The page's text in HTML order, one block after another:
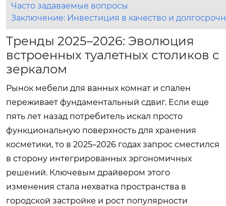
Часто задаваемые вопросы
Заключение: Инвестиция в качество и
Тренды 2025–2026: Эволюция
встроенных туалетных столиков с
зеркалом
Рынок мебели для ванных комнат и спален
переживает фундаментальный сдвиг. Если еще
пять лет назад потребитель искал просто
функциональную поверхность для хранения
косметики, то в 2025–2026 годах запрос сместился
в сторону интегрированных эргономичных
решений. Ключевым драйвером этого
изменения стала нехватка пространства в
городской застройке и рост популярности